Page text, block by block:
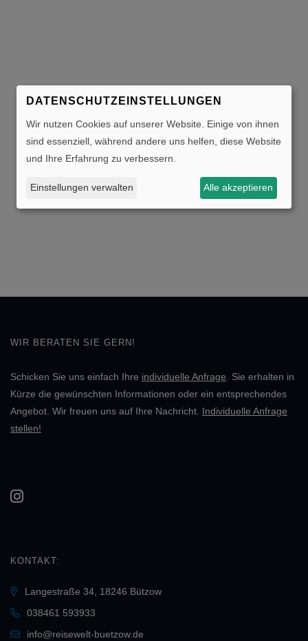
WIR BERATEN SIE GERN!
Schicken Sie uns einfach Ihre individuelle Anfrage . Sie erhalten in
Kürze die gewünschten Informationen oder ein entsprechendes
Angebot. Wir freuen uns auf Ihre Nachricht. Individuelle Anfrage
stellen!
KONTAKT:
Langestraße 34, 18246 Bützow
038461 593933
info@reisewelt-buetzow.de
DATENSCHUTZEINSTELLUNGEN
Wir nutzen Cookies auf unserer Website. Einige von ihnen
sind essenziell, während andere uns helfen, diese Website
und Ihre Erfahrung zu verbessern.
Einstellungen verwalten Alle akzeptieren